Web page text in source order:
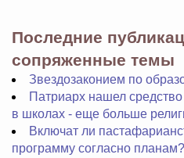
Последние
сопряженные темы
Звездозаконием по
Патриарх нашел средство
в школах - еще больше
Включат ли
программу согласно планам?